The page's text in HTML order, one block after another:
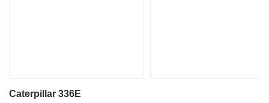
Caterpillar 336E